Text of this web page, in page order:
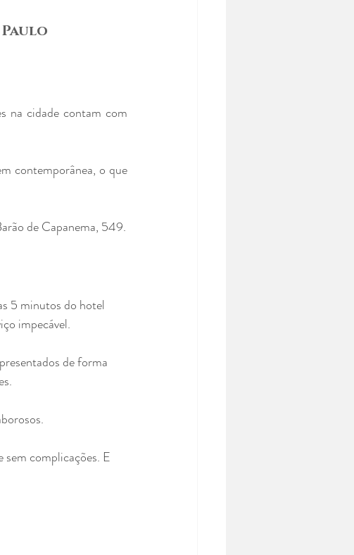
na cidade contam com
contemporânea, o que
5 minutos do hotel
impecável.
de forma
complicações. E